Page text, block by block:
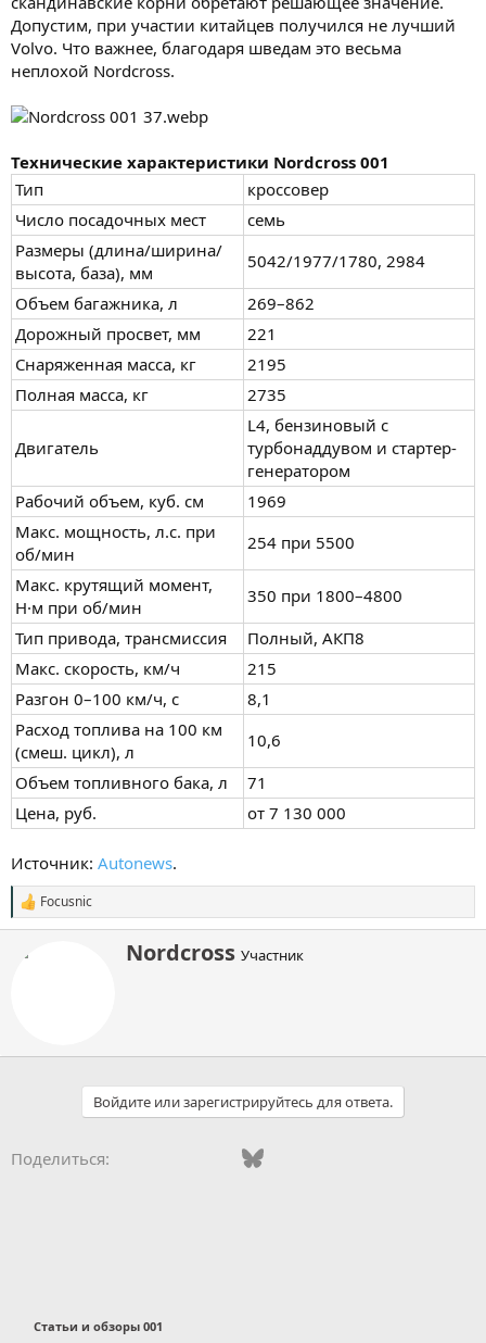
Допустим, при участии китайцев получился не лучший
Volvo. Что важнее, благодаря шведам это весьма
неплохой Nordcross.
Технические характеристики Nordcross 001
Тип
кроссовер
Число посадочных мест
семь
Размеры (длина/ширина/
высота, база), мм
5042/1977/1780, 2984
Объем багажника, л
269–862
Дорожный просвет, мм
221
Снаряженная масса, кг
2195
Полная масса, кг
2735
Двигатель
L4, бензиновый с
турбонаддувом и стартер-
генератором
Рабочий объем, куб. см
1969
Макс. мощность, л.с. при
об/мин
254 при 5500
Макс. крутящий момент,
Н·м при об/мин
350 при 1800–4800
Тип привода, трансмиссия
Полный, АКП8
Макс. скорость, км/ч
215
Разгон 0–100 км/ч, с
8,1
Расход топлива на 100 км
(смеш. цикл), л
10,6
Объем топливного бака, л
71
Цена, руб.
от 7 130 000
Источник: Autonews.
С
и
п
Focusnic
А
вNordcross Участник
Войдите или зарегистрируйтесь для ответа.
Поделиться: Odnoklassniki
Mail.ruBluesky
Статьи и обзоры 001